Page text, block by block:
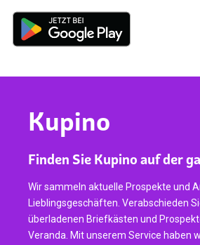
Kupino
Finden Sie Kupino auf der
Wir sammeln aktuelle Prospekte und
Lieblingsgeschäften. Verabschieden
überladenen Briefkästen und
Veranda. Mit unserem Service haben